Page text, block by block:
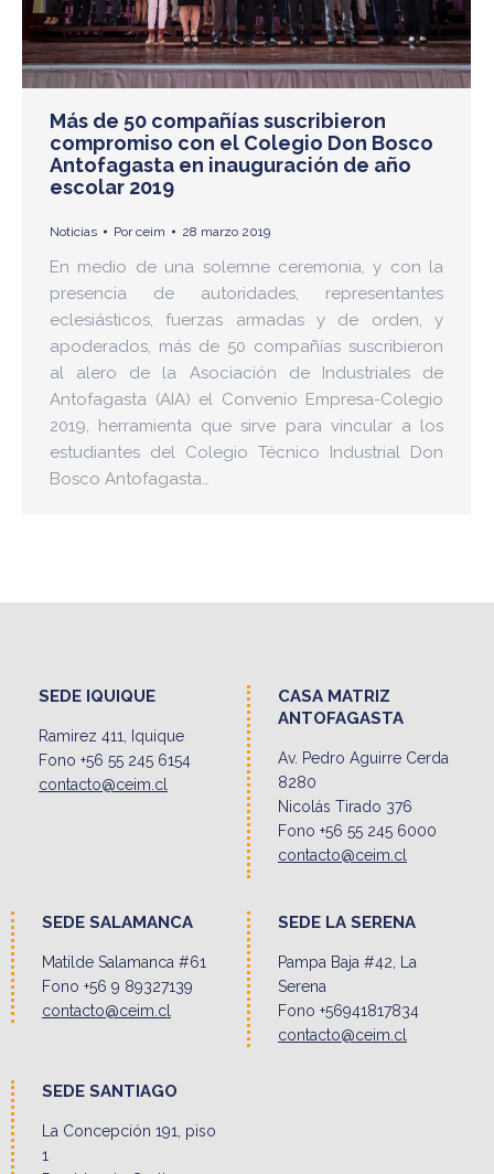
Más de 50 compañías suscribieron
compromiso con el Colegio Don Bosco
Antofagasta en inauguración de año
escolar 2019
Noticias Porceim 28 marzo 2019
En medio de una solemne ceremonia, y con la
presencia de autoridades, representantes
eclesiásticos, fuerzas armadas y de orden, y
apoderados, más de 50 compañías suscribieron
al alero de la Asociación de Industriales de
Antofagasta (AIA) el Convenio Empresa-Colegio
2019, herramienta que sirve para vincular a los
estudiantes del Colegio Técnico Industrial Don
Bosco Antofagasta…
SEDE IQUIQUE
Ramirez 411, Iquique
Fono +56 55 245 6154
contacto@ceim.cl
CASA MATRIZ
ANTOFAGASTA
Av. Pedro Aguirre Cerda
8280
Nicolás Tirado 376
Fono +56 55 245 6000
contacto@ceim.cl
SEDE SALAMANCA
Matilde Salamanca #61
Fono +56 9 89327139
contacto@ceim.cl
SEDE LA SERENA
Pampa Baja #42, La
Serena
Fono +56941817834
contacto@ceim.cl
SEDE SANTIAGO
La Concepción 191, piso
1